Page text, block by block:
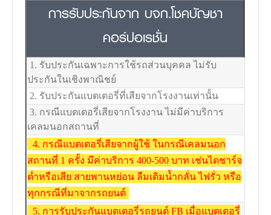
การรับประกันจาก บจก.โชคบัญชา
คอร์ปอเรชั่น
1. รับประกันเฉพาะการใช้รถส่วนบุคคล ไม่รับ
ประกันในเชิงพาณิชย์
2. รับประกันแบตเตอรี่ที่เสียจากโรงงานเท่านั้น
3. กรณีแบตเตอรี่เสียจากโรงงาน ไม่มีค่าบริการ
เคลมนอกสถานที่
4. กรณีแบตเตอรี่เสียจากผู้ใช้ ในกรณีเคลมนอก
สถานที่ 1 ครั้ง มีค่าบริการ 400-500 บาท เช่นไดชาร์จ
ต่ำหรือเสีย สายพานหย่อน ลืมเติมน้ำกลั่น ไฟรั่ว หรือ
ทุกกรณีที่มาจากรถยนต์
5. การรับประกันแบตเตอรี่รถยนต์ FB เมื่อแบตเตอรี่